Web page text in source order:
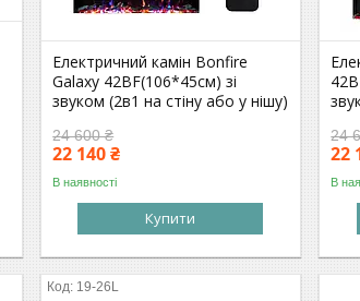
Електричний камін Bonfire
Galaxy 42BF(106*45см) зі
звуком (2в1 на стіну або у нішу)
24 600 ₴
22 140 ₴
В наявності
Купити
24
22
В
19-26L